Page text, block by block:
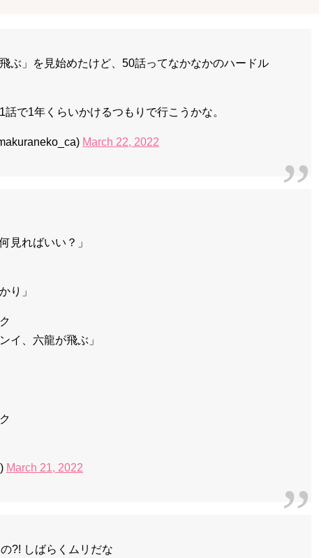
ぶ」を見始めたけど、50話ってなかなかのハードル
で1年くらいかけるつもりで行こうかな。
March 22, 2022
見ればいい？」
り」
イ、六龍が飛ぶ」
March 21, 2022
?! しばらくムリだな